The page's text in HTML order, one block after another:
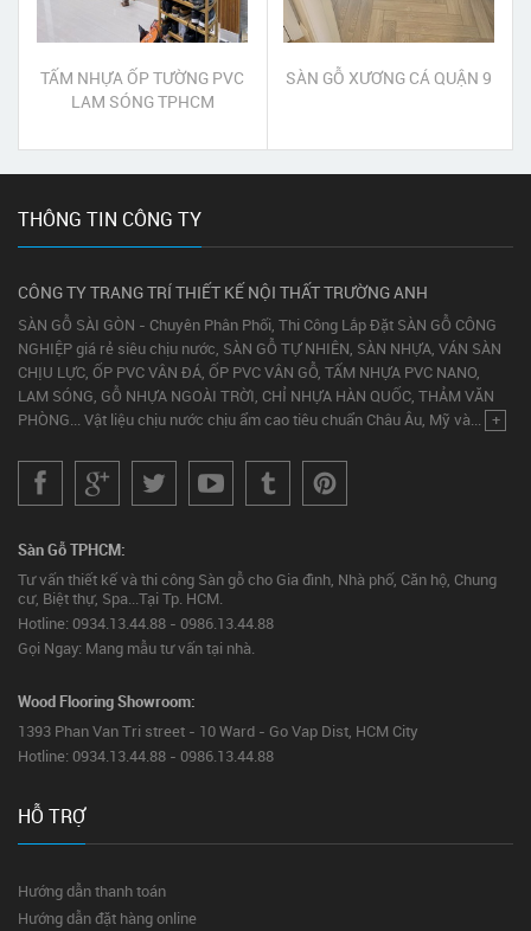
TẤM NHỰA ỐP TƯỜNG PVC
LAM SÓNG TPHCM
SÀN GỖ XƯƠNG CÁ QUẬN 9
THÔNG TIN CÔNG TY
CÔNG TY TRANG TRÍ THIẾT KẾ NỘI THẤT TRƯỜNG ANH
SÀN GỖ SÀI GÒN - Chuyên Phân Phối, Thi Công Lắp Đặt SÀN GỖ CÔNG
NGHIỆP giá rẻ siêu chịu nước, SÀN GỖ TỰ NHIÊN, SÀN NHỰA, VÁN SÀN
CHỊU LỰC, ỐP PVC VÂN ĐÁ, ỐP PVC VÂN GỖ, TẤM NHỰA PVC NANO,
LAM SÓNG, GỖ NHỰA NGOÀI TRỜI, CHỈ NHỰA HÀN QUỐC, THẢM VĂN
PHÒNG... Vật liệu chịu nước chịu ẩm cao tiêu chuẩn Châu Âu, Mỹ và... +
Sàn Gỗ TPHCM:
Tư vấn thiết kế và thi công Sàn gỗ cho Gia đình, Nhà phố, Căn hộ, Chung
cư, Biệt thự, Spa...Tại Tp. HCM.
Hotline: 0934.13.44.88 - 0986.13.44.88
Gọi Ngay: Mang mẫu tư vấn tại nhà.
Wood Flooring Showroom:
1393 Phan Van Tri street - 10 Ward - Go Vap Dist, HCM City
Hotline: 0934.13.44.88 - 0986.13.44.88
HỖ TRỢ
Hướng dẫn thanh toán
Hướng dẫn đặt hàng online